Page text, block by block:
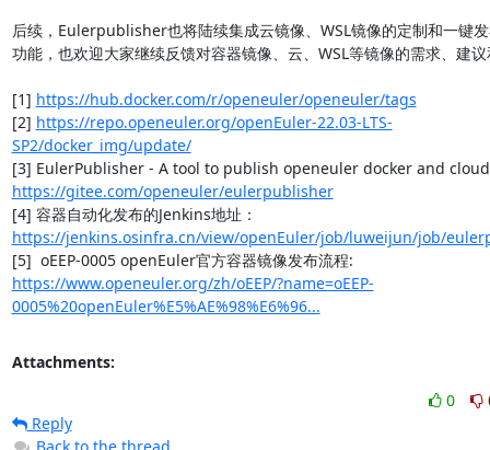
后续，Eulerpublisher也将陆续集成云镜像、WSL镜像的定制和一键
功能，也欢迎大家继续反馈对容器镜像、云、WSL等镜像的需求、建
[1] https://hub.docker.com/r/openeuler/openeuler/tags
[2] https://repo.openeuler.org/openEuler-22.03-LTS-
SP2/docker_img/update/
https://gitee.com/openeuler/eulerpublisher
https://jenkins.osinfra.cn/view/openEuler/job/luweijun/job/
https://www.openeuler.org/zh/oEEP/?name=oEEP-
0005%20openEuler%E5%AE%98%E6%96...
Attachments:
0
Reply
Back to the thread